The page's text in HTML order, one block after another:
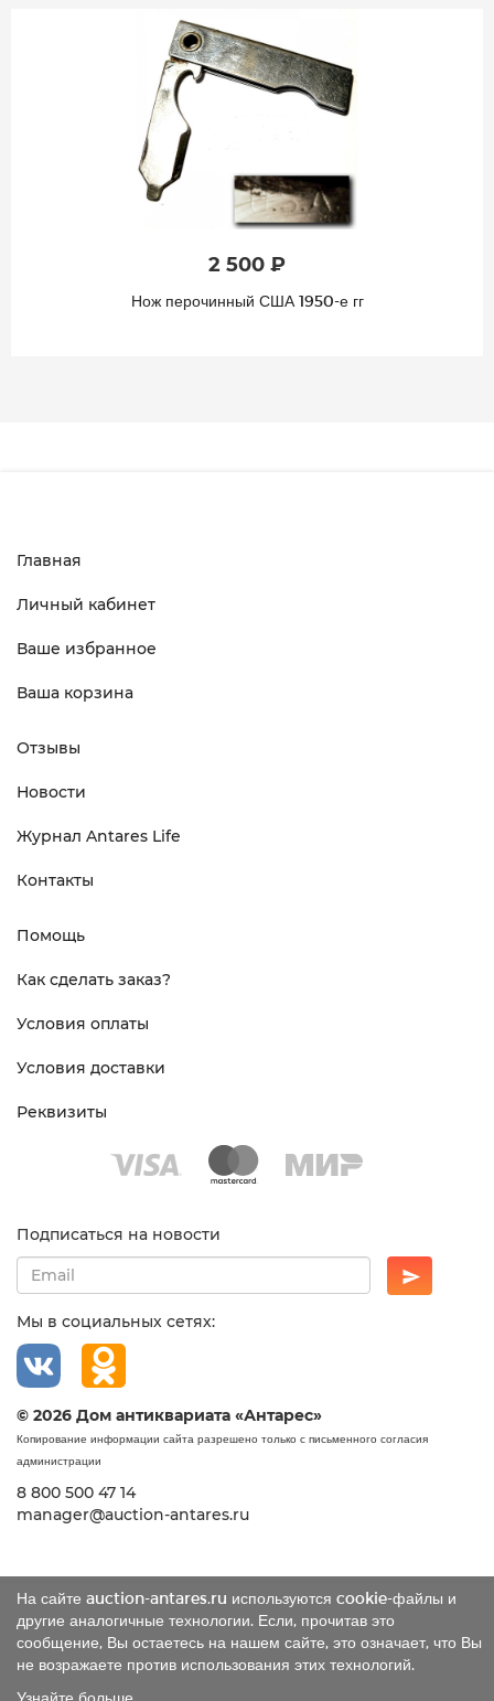
2 500 ₽
Нож перочинный США 1950-е гг
На сайте auction-antares.ru используются cookie-файлы и
другие аналогичные технологии. Если, прочитав это
сообщение, Вы остаетесь на нашем сайте, это означает, что Вы
не возражаете против использования этих технологий.
Узнайте больше
Главная
Личный кабинет
Ваше избранное
Ваша корзина
Отзывы
Новости
Журнал Antares Life
Контакты
Помощь
Как сделать заказ?
Условия оплаты
Условия доставки
Реквизиты
Подписаться на новости
Мы в социальных сетях:
© 2026 Дом антиквариата «Антарес»
Копирование информации сайта разрешено только с письменного согласия
администрации
8 800 500 47 14
manager@auction-antares.ru